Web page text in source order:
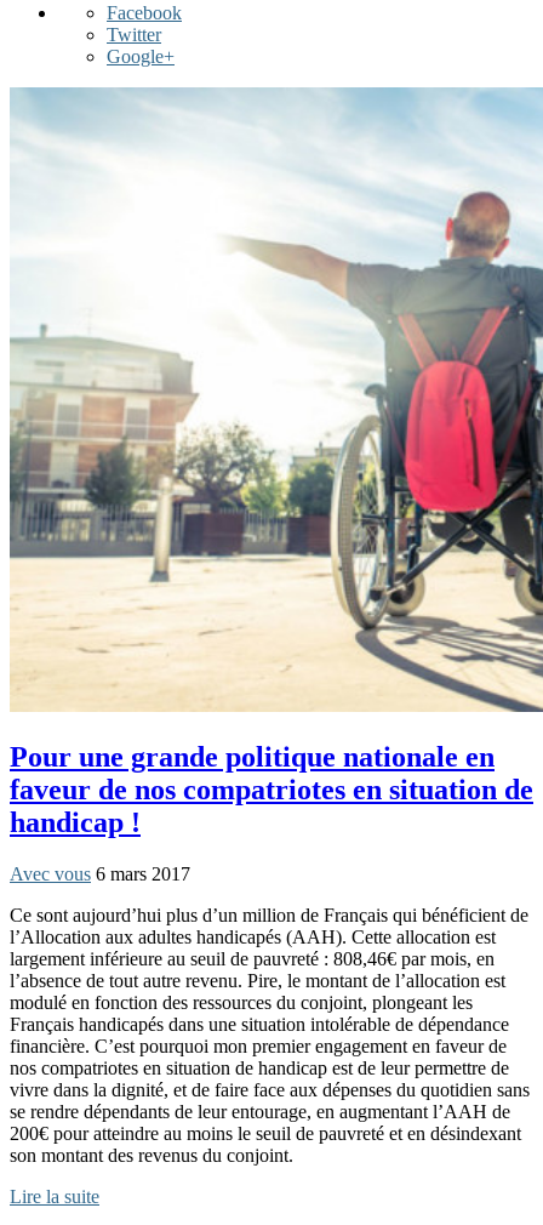
Facebook
Twitter
Google+
Pour une grande politique nationale en
faveur de nos compatriotes en situation de
handicap !
Avec vous 6 mars 2017
Ce sont aujourd’hui plus d’un million de Français qui bénéficient de
l’Allocation aux adultes handicapés (AAH). Cette allocation est
largement inférieure au seuil de pauvreté : 808,46€ par mois, en
l’absence de tout autre revenu. Pire, le montant de l’allocation est
modulé en fonction des ressources du conjoint, plongeant les
Français handicapés dans une situation intolérable de dépendance
financière. C’est pourquoi mon premier engagement en faveur de
nos compatriotes en situation de handicap est de leur permettre de
vivre dans la dignité, et de faire face aux dépenses du quotidien sans
se rendre dépendants de leur entourage, en augmentant l’AAH de
200€ pour atteindre au moins le seuil de pauvreté et en désindexant
son montant des revenus du conjoint.
Lire la suite